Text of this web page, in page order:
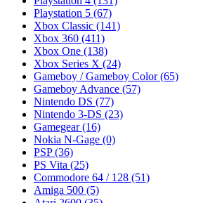
Playstation 5 (67)
Xbox Classic (141)
Xbox 360 (411)
Xbox One (138)
Xbox Series X (24)
Gameboy / Gameboy Color(65)
Gameboy Advance (57)
Nintendo DS (77)
Nintendo 3-DS (23)
Gamegear(16)
Nokia N-Gage (0)
PSP(36)
PS Vita (25)
Commodore 64 / 128 (51)
Amiga 500 (5)